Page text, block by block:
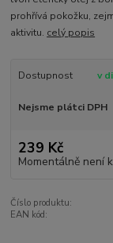
prohřívá pokožku,
aktivitu. celý popis
Dostupnost v
Nejsme plátci DPH
239 Kč
Momentálně není
Číslo produktu:
EAN kód: